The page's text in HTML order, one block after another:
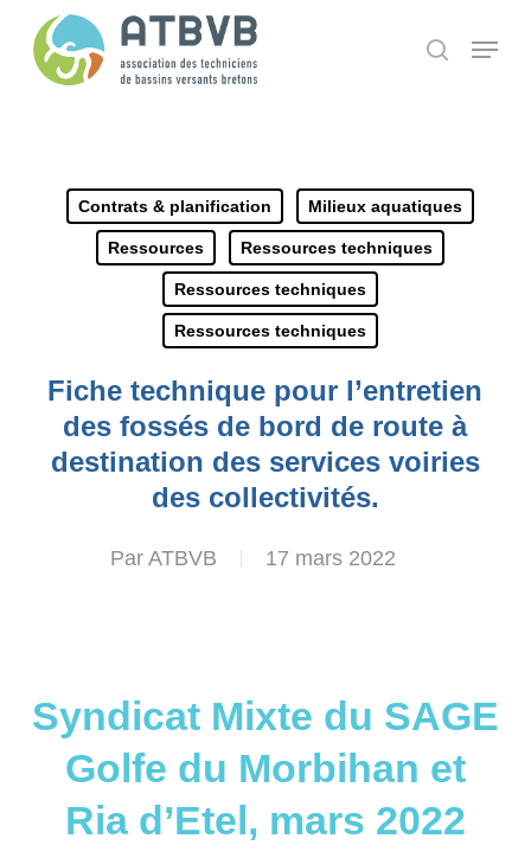
search
Menu
Contrats & planification Milieux aquatiques
Ressources Ressources techniques
Ressources techniques
Ressources techniques
Fiche technique pour l’entretien
des fossés de bord de route à
destination des services voiries
des collectivités.
Par ATBVB 17 mars 2022
Syndicat Mixte du SAGE
Golfe du Morbihan et
Ria d’Etel, mars 2022
Panneau de gestion des cookies